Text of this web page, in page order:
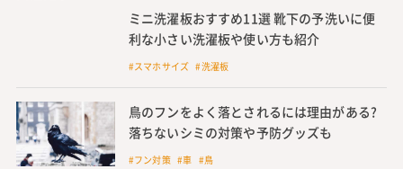
ミニ洗濯板おすすめ11選 靴下の予洗いに便
利な小さい洗濯板や使い方も紹介
#スマホサイズ #洗濯板
鳥のフンをよく落とされるには理由がある?
落ちないシミの対策や予防グッズも
#フン対策 #車 #鳥